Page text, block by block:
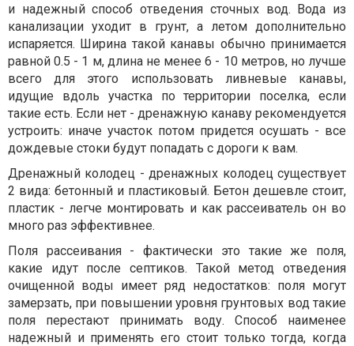
и надежный способ отведения сточных вод. Вода из
канализации уходит в грунт, а летом дополнительно
испаряется. Ширина такой канавы обычно принимается
равной 0.5 - 1 м, длина не менее 6 - 10 метров, но лучше
всего для этого использовать ливневые канавы,
идущие вдоль участка по территории поселка, если
такие есть. Если нет - дренажную канаву рекомендуется
устроить: иначе участок потом придется осушать - все
дождевые стоки будут попадать с дороги к вам.
Дренажный колодец - дренажных колодец существует
2 вида: бетонный и пластиковый. Бетон дешевле стоит,
пластик - легче монтировать и как рассеиватель он во
много раз эффективнее.
Поля рассеивания - фактически это такие же поля,
какие идут после септиков. Такой метод отведения
очищенной воды имеет ряд недостатков: поля могут
замерзать, при повышении уровня грунтовых вод такие
поля перестают принимать воду. Способ наименее
надежный и применять его стоит только тогда, когда